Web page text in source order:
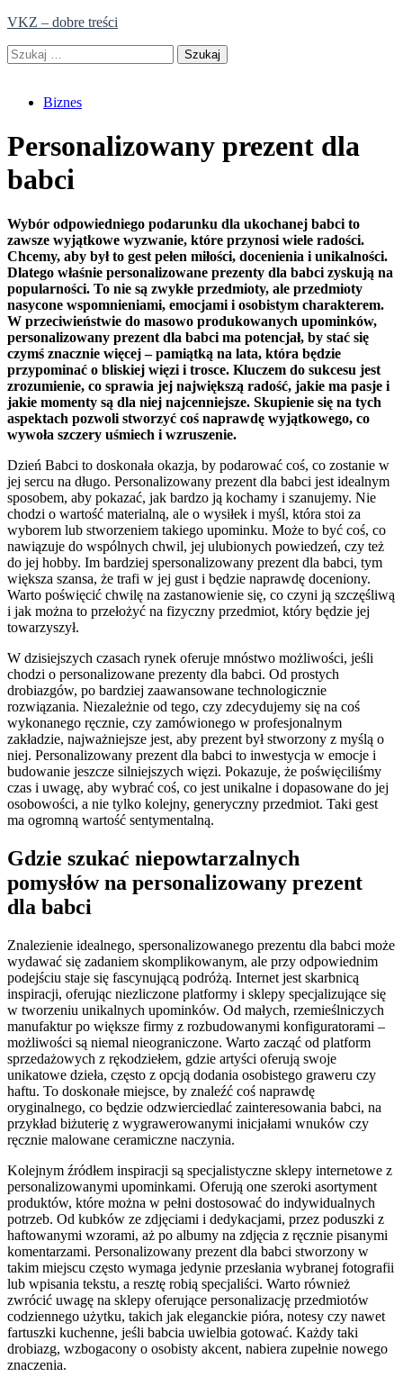
Skip
content
VKZ – dobre treści
Szukaj:
Biznes
Personalizowany prezent dla
babci
Wybór odpowiedniego podarunku dla ukochanej babci to
zawsze wyjątkowe wyzwanie, które przynosi wiele radości.
Chcemy, aby był to gest pełen miłości, docenienia i unikalności.
Dlatego właśnie personalizowane prezenty dla babci zyskują na
popularności. To nie są zwykłe przedmioty, ale przedmioty
nasycone wspomnieniami, emocjami i osobistym charakterem.
W przeciwieństwie do masowo produkowanych upominków,
personalizowany prezent dla babci ma potencjał, by stać się
czymś znacznie więcej – pamiątką na lata, która będzie
przypominać o bliskiej więzi i trosce. Kluczem do sukcesu jest
zrozumienie, co sprawia jej największą radość, jakie ma pasje i
jakie momenty są dla niej najcenniejsze. Skupienie się na tych
aspektach pozwoli stworzyć coś naprawdę wyjątkowego, co
wywoła szczery uśmiech i wzruszenie.
Dzień Babci to doskonała okazja, by podarować coś, co zostanie w
jej sercu na długo. Personalizowany prezent dla babci jest idealnym
sposobem, aby pokazać, jak bardzo ją kochamy i szanujemy. Nie
chodzi o wartość materialną, ale o wysiłek i myśl, która stoi za
wyborem lub stworzeniem takiego upominku. Może to być coś, co
nawiązuje do wspólnych chwil, jej ulubionych powiedzeń, czy też
do jej hobby. Im bardziej spersonalizowany prezent dla babci, tym
większa szansa, że trafi w jej gust i będzie naprawdę doceniony.
Warto poświęcić chwilę na zastanowienie się, co czyni ją szczęśliwą
i jak można to przełożyć na fizyczny przedmiot, który będzie jej
towarzyszył.
W dzisiejszych czasach rynek oferuje mnóstwo możliwości, jeśli
chodzi o personalizowane prezenty dla babci. Od prostych
drobiazgów, po bardziej zaawansowane technologicznie
rozwiązania. Niezależnie od tego, czy zdecydujemy się na coś
wykonanego ręcznie, czy zamówionego w profesjonalnym
zakładzie, najważniejsze jest, aby prezent był stworzony z myślą o
niej. Personalizowany prezent dla babci to inwestycja w emocje i
budowanie jeszcze silniejszych więzi. Pokazuje, że poświęciliśmy
czas i uwagę, aby wybrać coś, co jest unikalne i dopasowane do jej
osobowości, a nie tylko kolejny, generyczny przedmiot. Taki gest
ma ogromną wartość sentymentalną.
Gdzie szukać niepowtarzalnych
pomysłów na personalizowany prezent
dla babci
Znalezienie idealnego, spersonalizowanego prezentu dla babci może
wydawać się zadaniem skomplikowanym, ale przy odpowiednim
podejściu staje się fascynującą podróżą. Internet jest skarbnicą
inspiracji, oferując niezliczone platformy i sklepy specjalizujące się
w tworzeniu unikalnych upominków. Od małych, rzemieślniczych
manufaktur po większe firmy z rozbudowanymi konfiguratorami –
możliwości są niemal nieograniczone. Warto zacząć od platform
sprzedażowych z rękodziełem, gdzie artyści oferują swoje
unikatowe dzieła, często z opcją dodania osobistego graweru czy
haftu. To doskonałe miejsce, by znaleźć coś naprawdę
oryginalnego, co będzie odzwierciedlać zainteresowania babci, na
przykład biżuterię z wygrawerowanymi inicjałami wnuków czy
ręcznie malowane ceramiczne naczynia.
Kolejnym źródłem inspiracji są specjalistyczne sklepy internetowe z
personalizowanymi upominkami. Oferują one szeroki asortyment
produktów, które można w pełni dostosować do indywidualnych
potrzeb. Od kubków ze zdjęciami i dedykacjami, przez poduszki z
haftowanymi wzorami, aż po albumy na zdjęcia z ręcznie pisanymi
komentarzami. Personalizowany prezent dla babci stworzony w
takim miejscu często wymaga jedynie przesłania wybranej fotografii
lub wpisania tekstu, a resztę robią specjaliści. Warto również
zwrócić uwagę na sklepy oferujące personalizację przedmiotów
codziennego użytku, takich jak eleganckie pióra, notesy czy nawet
fartuszki kuchenne, jeśli babcia uwielbia gotować. Każdy taki
drobiazg, wzbogacony o osobisty akcent, nabiera zupełnie nowego
znaczenia.